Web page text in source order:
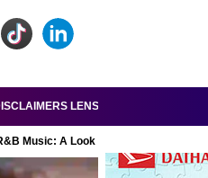
LENSA-RAKYAT.COM
Music: A Look at Super Bowl